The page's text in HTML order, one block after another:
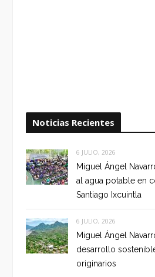
Noticias Recientes
6 JULIO, 2026
Miguel Ángel
al agua potable en
Santiago Ixcuintla
6 JULIO, 2026
Miguel Ángel
desarrollo
originarios